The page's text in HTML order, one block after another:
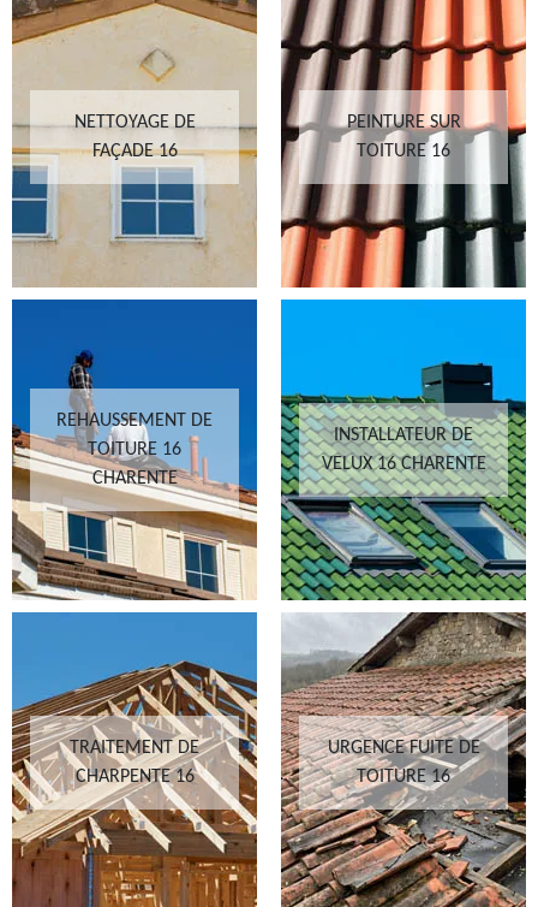
NETTOYAGE DE
FAÇADE 16
PEINTURE SUR
TOITURE 16
REHAUSSEMENT DE
TOITURE 16
CHARENTE
INSTALLATEUR DE
VELUX 16 CHARENTE
TRAITEMENT DE
CHARPENTE 16
URGENCE FUITE DE
TOITURE 16